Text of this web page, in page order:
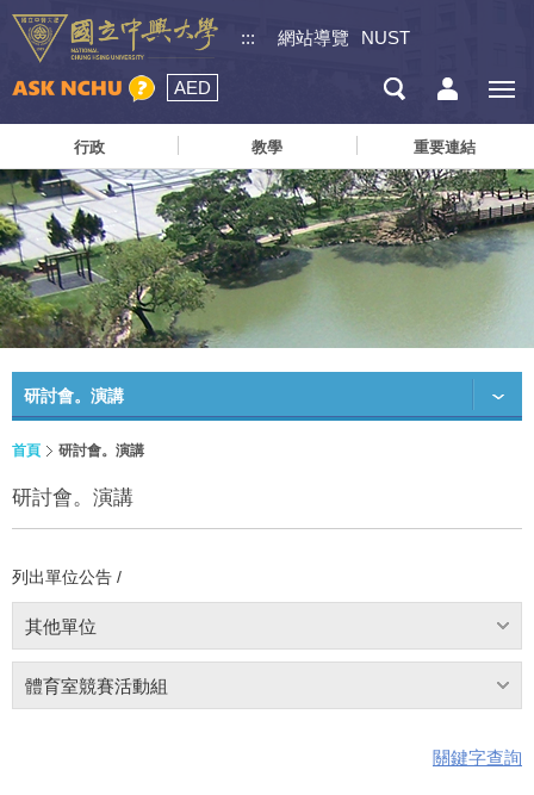
::: 網站導覽 NUST
AED
行政 教學 重要連結
研討會。演講
首頁 研討會。演講
研討會。演講
列出單位公告 /
其他單位
體育室競賽活動組
關鍵字查詢